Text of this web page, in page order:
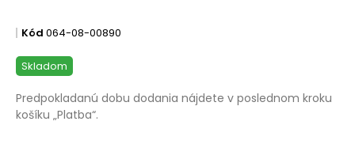
Kód 064-08-00890
Skladom
Predpokladanú dobu dodania nájdete v poslednom kroku
košíku „Platba“.